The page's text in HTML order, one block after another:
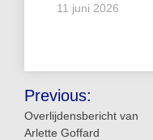
11 juni 2026
Bericht
navigatie
Previous:
Overlijdensbericht van
Arlette Goffard